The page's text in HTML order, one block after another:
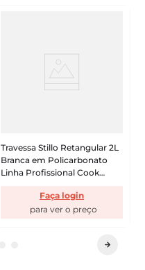
Travessa Stillo Retangular 2L
Branca em Policarbonato
Linha Profissional Cook
Faça login